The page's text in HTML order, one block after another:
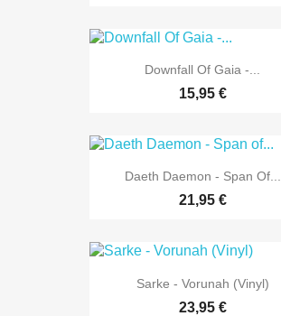
Downfall Of Gaia -...
15,95 €
Daeth Daemon - Span Of...
21,95 €
Sarke - Vorunah (Vinyl)
23,95 €